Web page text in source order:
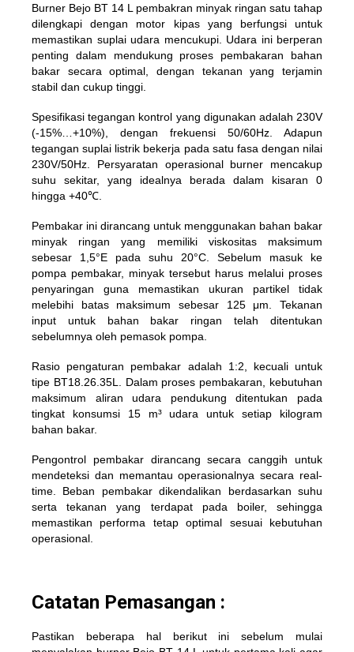
Burner Bejo BT 14 L pembakran minyak ringan satu tahap
dilengkapi dengan motor kipas yang berfungsi untuk
memastikan suplai udara mencukupi. Udara ini berperan
penting dalam mendukung proses pembakaran bahan
bakar secara optimal, dengan tekanan yang terjamin
stabil dan cukup tinggi.
Spesifikasi tegangan kontrol yang digunakan adalah 230V
(-15%…+10%), dengan frekuensi 50/60Hz. Adapun
tegangan suplai listrik bekerja pada satu fasa dengan nilai
230V/50Hz. Persyaratan operasional burner mencakup
suhu sekitar, yang idealnya berada dalam kisaran 0
hingga +40℃.
Pembakar ini dirancang untuk menggunakan bahan bakar
minyak ringan yang memiliki viskositas maksimum
sebesar 1,5°E pada suhu 20°C. Sebelum masuk ke
pompa pembakar, minyak tersebut harus melalui proses
penyaringan guna memastikan ukuran partikel tidak
melebihi batas maksimum sebesar 125 μm. Tekanan
input untuk bahan bakar ringan telah ditentukan
sebelumnya oleh pemasok pompa.
Rasio pengaturan pembakar adalah 1:2, kecuali untuk
tipe BT18.26.35L. Dalam proses pembakaran, kebutuhan
maksimum aliran udara pendukung ditentukan pada
tingkat konsumsi 15 m³ udara untuk setiap kilogram
bahan bakar.
Pengontrol pembakar dirancang secara canggih untuk
mendeteksi dan memantau operasionalnya secara real-
time. Beban pembakar dikendalikan berdasarkan suhu
serta tekanan yang terdapat pada boiler, sehingga
memastikan performa tetap optimal sesuai kebutuhan
operasional.
Catatan Pemasangan :
Pastikan beberapa hal berikut ini sebelum mulai